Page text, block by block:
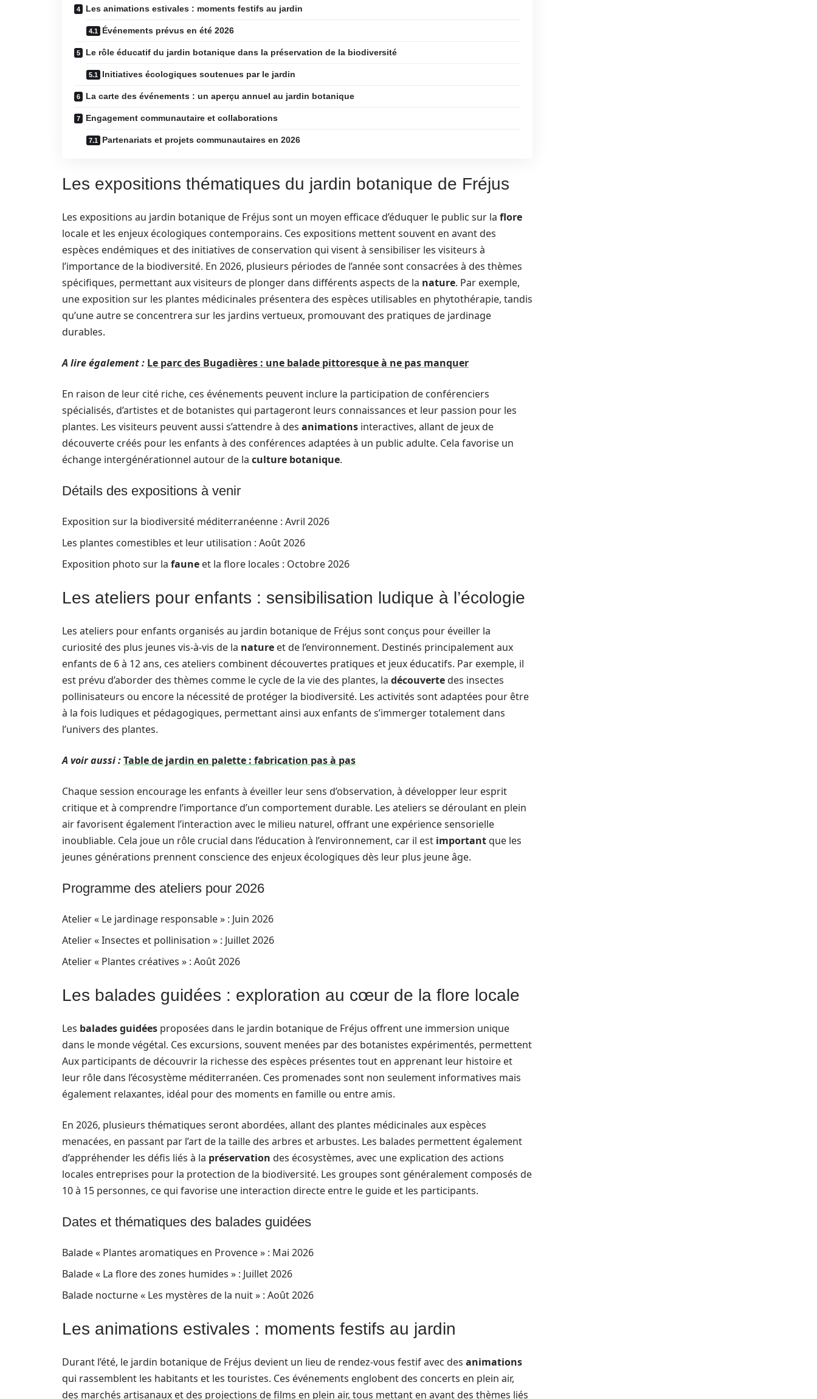
Les animations estivales : moments festifs au jardin
Événements prévus en été 2026
Le rôle éducatif du jardin botanique dans la préservation de la biodiversité
Initiatives écologiques soutenues par le jardin
La carte des événements : un aperçu annuel au jardin botanique
Engagement communautaire et collaborations
Partenariats et projets communautaires en 2026
Les expositions thématiques du jardin botanique de Fréjus
Les expositions au jardin botanique de Fréjus sont un moyen efficace d’éduquer le public sur la flore
locale et les enjeux écologiques contemporains. Ces expositions mettent souvent en avant des
espèces endémiques et des initiatives de conservation qui visent à sensibiliser les visiteurs à
l’importance de la biodiversité. En 2026, plusieurs périodes de l’année sont consacrées à des thèmes
spécifiques, permettant aux visiteurs de plonger dans différents aspects de la nature. Par exemple,
une exposition sur les plantes médicinales présentera des espèces utilisables en phytothérapie, tandis
qu’une autre se concentrera sur les jardins vertueux, promouvant des pratiques de jardinage
durables.
A lire également : Le parc des Bugadières : une balade pittoresque à ne pas manquer
En raison de leur cité riche, ces événements peuvent inclure la participation de conférenciers
spécialisés, d’artistes et de botanistes qui partageront leurs connaissances et leur passion pour les
plantes. Les visiteurs peuvent aussi s’attendre à des animations interactives, allant de jeux de
découverte créés pour les enfants à des conférences adaptées à un public adulte. Cela favorise un
échange intergénérationnel autour de la culture botanique.
Détails des expositions à venir
Exposition sur la biodiversité méditerranéenne : Avril 2026
Les plantes comestibles et leur utilisation : Août 2026
Exposition photo sur la faune et la flore locales : Octobre 2026
Les ateliers pour enfants : sensibilisation ludique à l’écologie
Les ateliers pour enfants organisés au jardin botanique de Fréjus sont conçus pour éveiller la
curiosité des plus jeunes vis-à-vis de la nature et de l’environnement. Destinés principalement aux
enfants de 6 à 12 ans, ces ateliers combinent découvertes pratiques et jeux éducatifs. Par exemple, il
est prévu d’aborder des thèmes comme le cycle de la vie des plantes, la découvertedes insectes
pollinisateurs ou encore la nécessité de protéger la biodiversité. Les activités sont adaptées pour être
à la fois ludiques et pédagogiques, permettant ainsi aux enfants de s’immerger totalement dans
l’univers des plantes.
A voir aussi :Table de jardin en palette : fabrication pas à pas
Chaque session encourage les enfants à éveiller leur sens d’observation, à développer leur esprit
critique et à comprendre l’importance d’un comportement durable. Les ateliers se déroulant en plein
air favorisent également l’interaction avec le milieu naturel, offrant une expérience sensorielle
inoubliable. Cela joue un rôle crucial dans l’éducation à l’environnement, car il est importantque les
jeunes générations prennent conscience des enjeux écologiques dès leur plus jeune âge.
Programme des ateliers pour 2026
Atelier « Le jardinage responsable » : Juin 2026
Atelier « Insectes et pollinisation » : Juillet 2026
Atelier « Plantes créatives » : Août 2026
Les balades guidées : exploration au cœur de la flore locale
Les balades guidées proposées dans le jardin botanique de Fréjus offrent une immersion unique
dans le monde végétal. Ces excursions, souvent menées par des botanistes expérimentés, permettent
Aux participants de découvrir la richesse des espèces présentes tout en apprenant leur histoire et
leur rôle dans l’écosystème méditerranéen. Ces promenades sont non seulement informatives mais
également relaxantes, idéal pour des moments en famille ou entre amis.
En 2026, plusieurs thématiques seront abordées, allant des plantes médicinales aux espèces
menacées, en passant par l’art de la taille des arbres et arbustes. Les balades permettent également
d’appréhender les défis liés à la préservation des écosystèmes, avec une explication des actions
locales entreprises pour la protection de la biodiversité. Les groupes sont généralement composés de
10 à 15 personnes, ce qui favorise une interaction directe entre le guide et les participants.
Dates et thématiques des balades guidées
Balade « Plantes aromatiques en Provence » : Mai 2026
Balade « La flore des zones humides » : Juillet 2026
Balade nocturne « Les mystères de la nuit » : Août 2026
Les animations estivales : moments festifs au jardin
Durant l’été, le jardin botanique de Fréjus devient un lieu de rendez-vous festif avec des animations
qui rassemblent les habitants et les touristes. Ces événements englobent des concerts en plein air,
des marchés artisanaux et des projections de films en plein air, tous mettant en avant des thèmes liés